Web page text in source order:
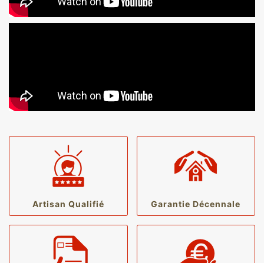
Artisan Qualifié Garantie Décennale